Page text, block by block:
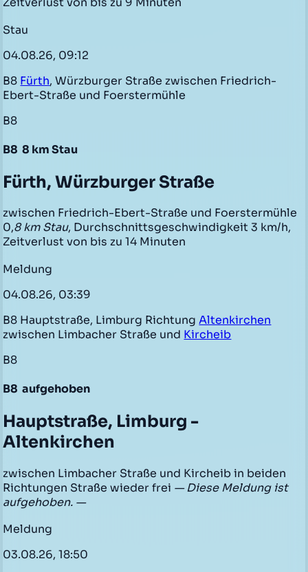
Stau
04.08.26, 09:12
B8 Fürth, Würzburger Straße zwischen Friedrich-
Ebert-Straße und Foerstermühle
B8
B8 8 km Stau
Fürth, Würzburger Straße
zwischen Friedrich-Ebert-Straße und Foerstermühle
0,8 km Stau, Durchschnittsgeschwindigkeit 3 km/h,
Zeitverlust von bis zu 14 Minuten
Meldung
04.08.26, 03:39
B8 Hauptstraße, Limburg RichtungAltenkirchen
zwischen Limbacher Straße und Kircheib
B8
B8 aufgehoben
Hauptstraße, Limburg -
Altenkirchen
zwischen Limbacher Straße und Kircheib in beiden
Richtungen Straße wieder frei — Diese Meldung ist
aufgehoben. —
Meldung
03.08.26, 18:50